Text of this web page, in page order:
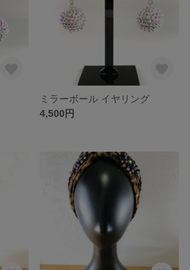
ミラーボール イヤリング
4,500円